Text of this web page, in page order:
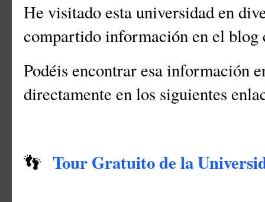
He visitado esta universidad en
compartido información en el
Podéis encontrar esa información
directamente en los siguientes
👣 Tour Gratuito de la